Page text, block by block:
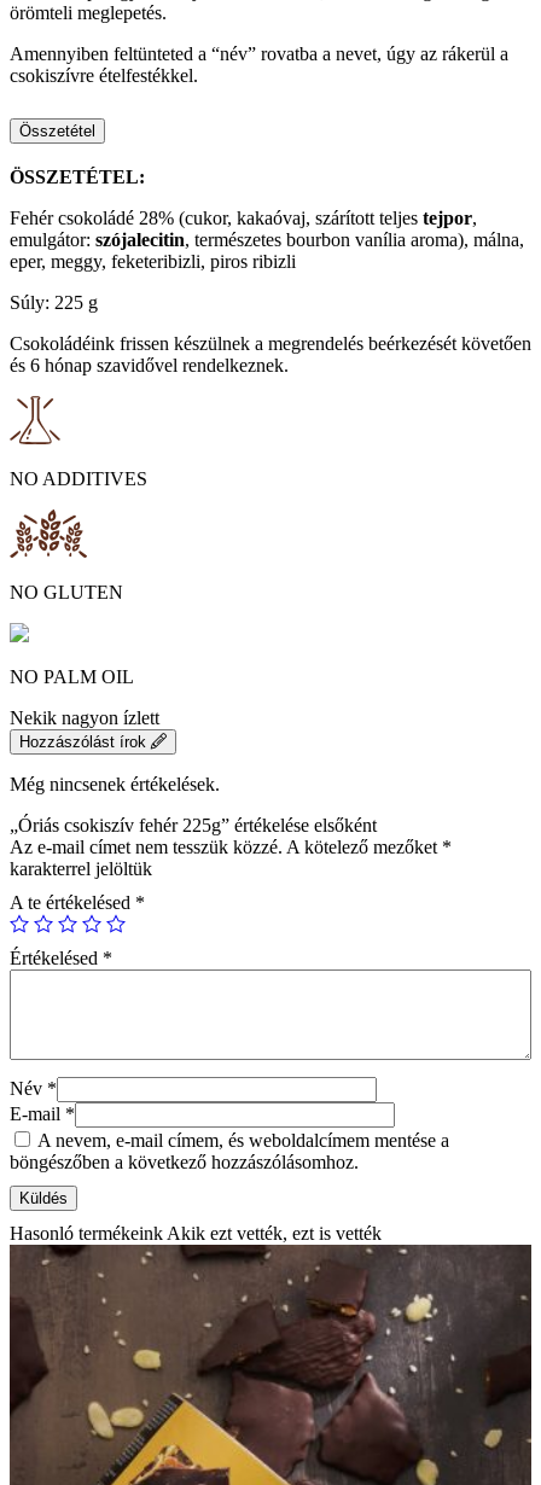
örömteli meglepetés.
Amennyiben feltünteted a “név” rovatba a nevet, úgy az rákerül a
csokiszívre ételfestékkel.
Összetétel
ÖSSZETÉTEL:
Fehér csokoládé 28% (cukor, kakaóvaj, szárított teljes tejpor,
emulgátor: szójalecitin, természetes bourbon vanília aroma), málna,
eper, meggy, feketeribizli, piros ribizli
Súly: 225 g
Csokoládéink frissen készülnek a megrendelés beérkezését követően
és 6 hónap szavidővel rendelkeznek.
NO ADDITIVES
NO GLUTEN
NO PALM OIL
Nekik nagyon ízlett
Hozzászólást írok
Még nincsenek értékelések.
„Óriás csokiszív fehér 225g” értékelése elsőként
Az e-mail címet nem tesszük közzé. A kötelező mezőket *
karakterrel jelöltük
A te értékelésed *
Értékelésed *
Név *
E-mail *
A nevem, e-mail címem, és weboldalcímem mentése a
böngészőben a következő hozzászólásomhoz.
Hasonló termékeinkAkik ezt vették, ezt is vették